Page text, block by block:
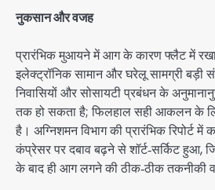
नुकसान और वजह
प्रारंभिक मुआयने में आग के कारण फ्लैट में रखा
इलेक्ट्रॉनिक सामान और घरेलू सामग्री बड़ी
निवासियों और सोसायटी प्रबंधन के
तक हो सकता है; फिलहाल सही आकलन के
है। अग्निशमन विभाग की प्रारंभिक रिपोर्ट
कंप्रेसर पर दबाव बढ़ने से शॉर्ट‑सर्किट
के बाद ही आग लगने की ठीक‑ठीक तकनीकी